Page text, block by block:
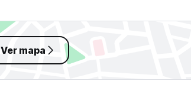
Ver mapa